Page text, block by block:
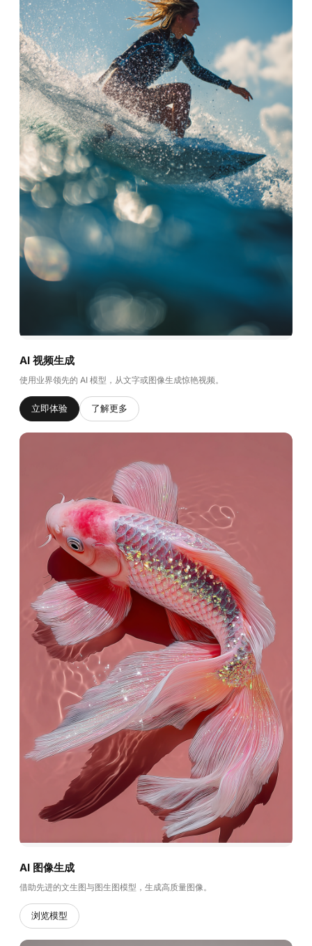
AI 视频生成
使用业界领先的 AI 模型，从文字或图像生成惊艳视频。
立即体验 了解更多
AI 图像生成
借助先进的文生图与图生图模型，生成高质量图像。
浏览模型